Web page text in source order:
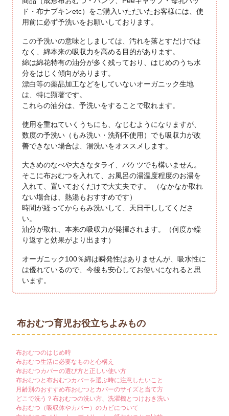
ド・布ナプキンetc）をご購入いただいたお客様には、使
用前に必ず予洗いをお願いしております。
この予洗いの意味としましては、汚れを落とすだけでは
なく、綿本来の吸収力を高める目的があります。
綿は綿花特有の油分が多く残っており、はじめのうち水
分をはじく傾向があります。
漂白等の薬品加工などをしていないオーガニック生地
は、特に顕著です。
これらの油分は、予洗いをすることで取れます。
使用を重ねていくうちにも、なじむようになりますが、
数度の予洗い（もみ洗い・洗剤不使用）でも吸収力が改
善できない場合は、湯洗いをオススメします。
大きめのなべや大きなタライ、バケツでも構いません。
そこに布おむつを入れて、お風呂の湯温度程度のお湯を
入れて、置いておくだけで大丈夫です。 （なかなか取れ
ない場合は、熱湯もおすすめです）
時間が経ってからもみ洗いして、天日干ししてくださ
い。
油分が取れ、本来の吸収力が発揮されます。（何度か繰
り返すと効果がより出ます）
オーガニック100％綿は瞬発性はありませんが、吸水性に
は優れているので、今後も安心してお使いになれると思
います。
布おむつ育児お役立ちよみもの
布おむつのはじめ時
布おむつ生活に必要なものと心構え
布おむつカバーの選び方と正しい使い方
布おむつと布おむつカバーを選ぶ時に注意したいこと
月齢別のおすすめ布おむつとカバーのサイズと当て方
どこで洗う？布おむつの洗い方、洗濯機とつけおき洗い
布おむつ（吸収体やカバー）のカビについて